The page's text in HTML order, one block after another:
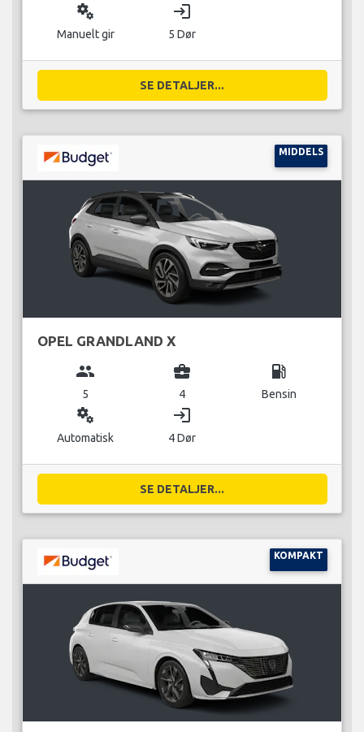
miscellaneous_services
Manuelt gir
login
5 Dør
SE DETALJER...
MIDDELS
OPEL GRANDLAND X
group
5
business_center
4
local_gas_station
Bensin
miscellaneous_services
Automatisk
login
4 Dør
SE DETALJER...
KOMPAKT